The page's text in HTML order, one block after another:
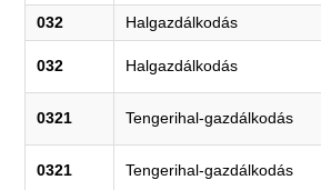
032 Halgazdálkodás
032 Halgazdálkodás
0321 Tengerihal-gazdálkodás
0321 Tengerihal-gazdálkodás